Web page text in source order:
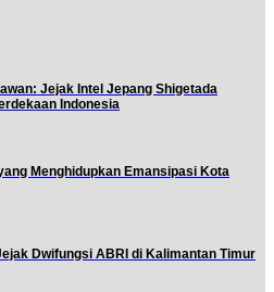
Jejak Intel Jepang Shigetada
Indonesia
Menghidupkan Emansipasi Kota
Dwifungsi ABRI di Kalimantan Timur